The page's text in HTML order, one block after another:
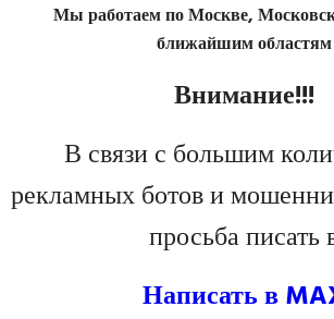
Мы работаем по Москве,
ближайшим областям
Внимание!!!
В связи с большим
рекламных ботов и
просьба писать
Написать в